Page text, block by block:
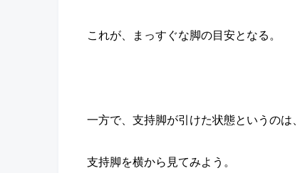
これが、まっすぐな脚の目安となる。
一方で、支持脚が引けた状態というのは
支持脚を横から見てみよう。